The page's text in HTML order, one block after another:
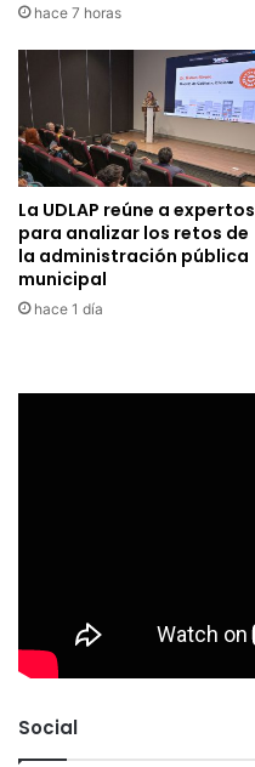
hace 7 horas
La UDLAP reúne a expertos
para analizar los retos de
la administración pública
municipal
hace 1 día
Social